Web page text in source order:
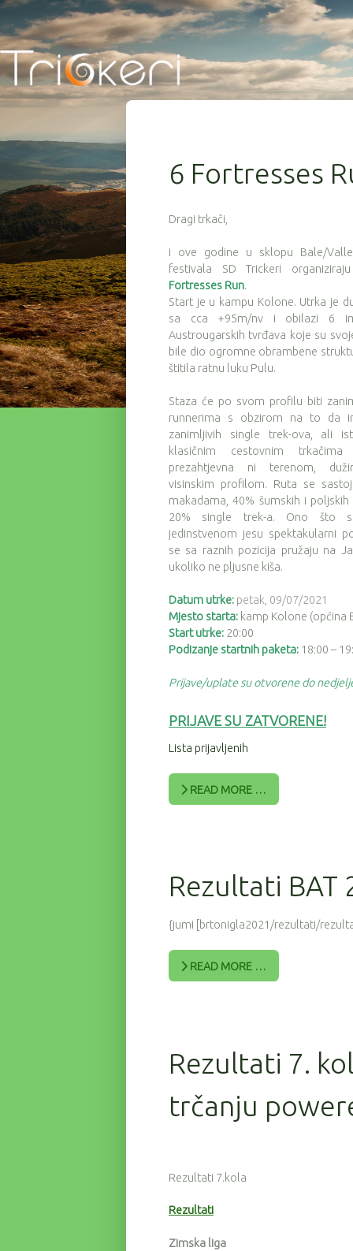
6 Fortresses
Dragi trkači,
i ove godine u sklopu Bale/
festivala SD Trickeri
Fortresses Run.
Start je u kampu Kolone. Utrka je
sa cca +95m/nv i obilazi 6
Austrougarskih tvrđava koje su
bile dio ogromne obrambene
štitila ratnu luku Pulu.
Staza će po svom profilu biti
runnerima s obzirom na to da
zanimljivih single trek-ova, ali
klasičnim cestovnim
prezahtjevna ni terenom,
visinskim profilom. Ruta se
makadama, 40% šumskih i
20% single trek-a. Ono što
jedinstvenom jesu spektakularni
se sa raznih pozicija pružaju na
ukoliko ne pljusne kiša.
Datum utrke: petak, 09/07/2021
Mjesto starta: kamp Kolone (općina
Start utrke: 20:00
Podizanje startnih paketa: 18:00 –
Prijave/uplate su otvorene do
PRIJAVE SU ZATVORENE!
Lista prijavljenih
READ MORE …
Rezultati BAT
{jumi [brtonigla2021/rezultati/
READ MORE …
Rezultati 7.
trčanju
Rezultati 7.kola
Rezultati
Zimska liga